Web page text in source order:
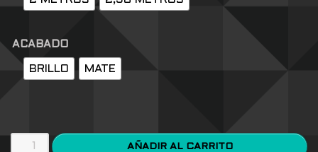
ACABADO
BRILLO MATE
AÑADIR AL CARRITO